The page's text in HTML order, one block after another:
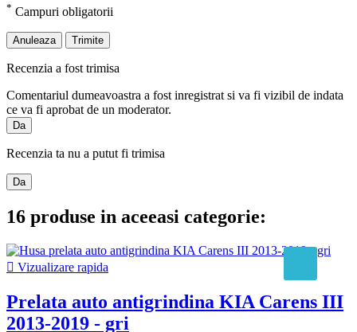
* Campuri obligatorii
Anuleaza Trimite
Recenzia a fost trimisa
Comentariul dumeavoastra a fost inregistrat si va fi vizibil de indata
ce va fi aprobat de un moderator.
Da
Recenzia ta nu a putut fi trimisa
Da
16 produse in aceeasi categorie:
 Vizualizare rapida
Prelata auto antigrindina KIA Carens III
2013-2019 - gri